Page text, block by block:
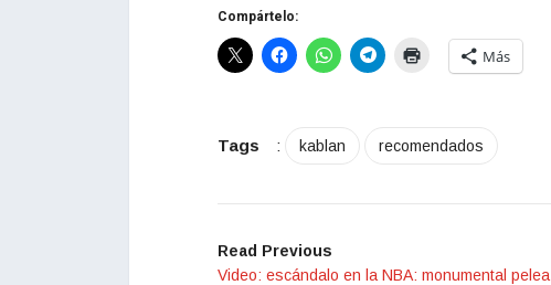
Compártelo:
Más
Tags : kablan recomendados
Read Previous
Video: escándalo en la NBA: monumental pelea